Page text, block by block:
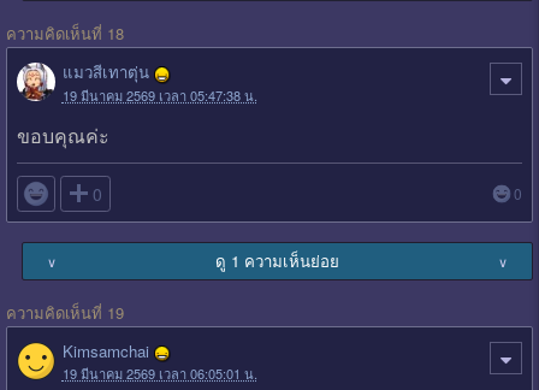
ความคิดเห็นที่ 18
แมวสีเทาตุ่น
19 มีนาคม 2569 เวลา 05:47:38 น.
ขอบคุณค่ะ
 0 0
∨ ดู 1 ความเห็นย่อย ∨
ความคิดเห็นที่ 19
Kimsamchai
19 มีนาคม 2569 เวลา 06:05:01 น.